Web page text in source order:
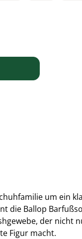
um ein
die Ballop
der nicht
Figur macht.